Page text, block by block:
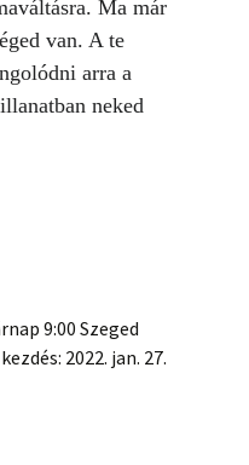
Ma már
van. A te
arra a
neked
9:00 Szeged
kezdés: 2022. jan. 27.